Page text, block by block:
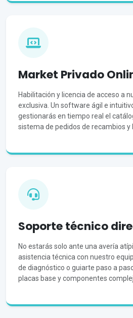
Market Privado
Habilitación y licencia de acceso a
exclusiva. Un software ágil e
gestionarás en tiempo real el
sistema de pedidos de recambios y
Soporte técnico
No estarás solo ante una avería
asistencia técnica con nuestro
de diagnóstico o guiarte paso a
placas base y componentes